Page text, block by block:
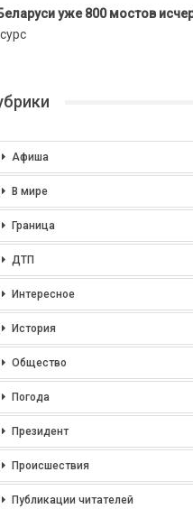
уже 800 мостов
Афиша
В мире
Граница
ДТП
Интересное
История
Общество
Погода
Президент
Происшествия
Публикации читателей